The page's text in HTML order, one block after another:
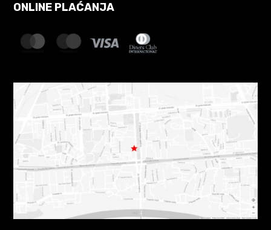
ONLINE PLAĆANJA